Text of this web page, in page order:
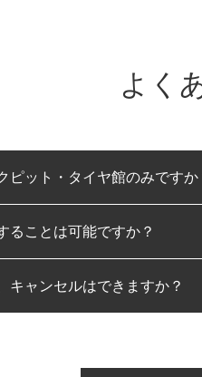
よく
ピット・タイヤ館のみですか
のみとなります。
ることは可能ですか？
は可能です。
キャンセルはできますか？